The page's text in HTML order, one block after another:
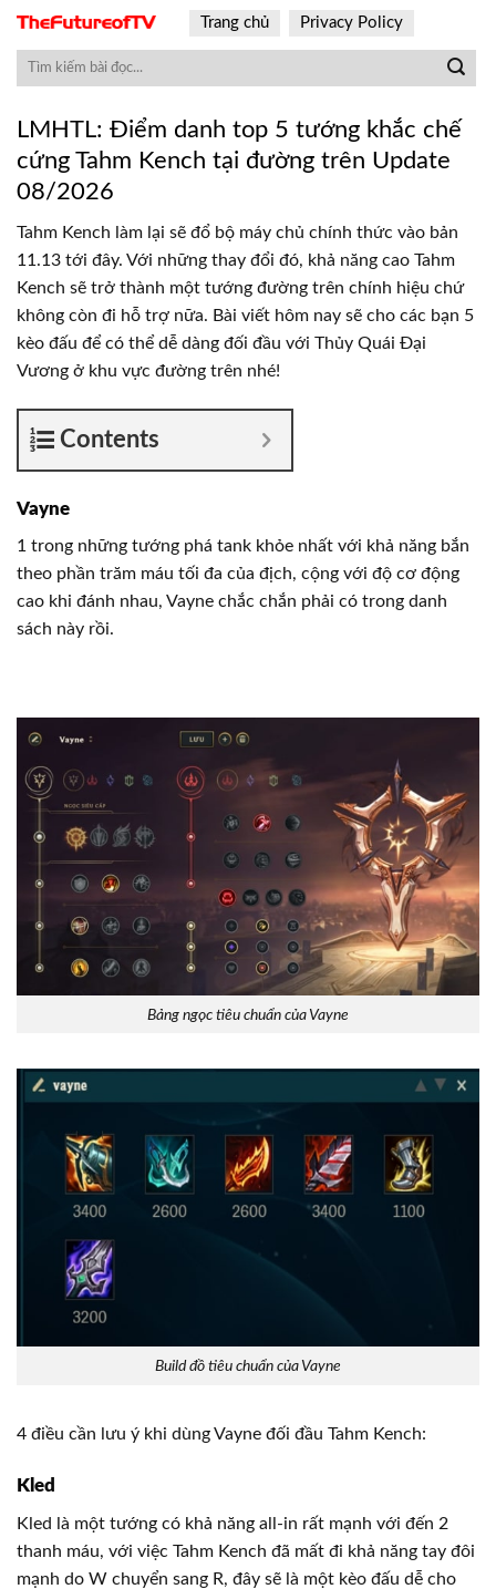
Skip
content
Trang chủ Privacy Policy
LMHTL: Điểm danh top 5 tướng khắc chế
cứng Tahm Kench tại đường trên Update
08/2026
Tahm Kench làm lại sẽ đổ bộ máy chủ chính thức vào bản
11.13 tới đây. Với những thay đổi đó, khả năng cao Tahm
Kench sẽ trở thành một tướng đường trên chính hiệu chứ
không còn đi hỗ trợ nữa. Bài viết hôm nay sẽ cho các bạn 5
kèo đấu để có thể dễ dàng đối đầu với Thủy Quái Đại
Vương ở khu vực đường trên nhé!
Contents
Vayne
1 trong những tướng phá tank khỏe nhất với khả năng bắn
theo phần trăm máu tối đa của địch, cộng với độ cơ động
cao khi đánh nhau, Vayne chắc chắn phải có trong danh
sách này rồi.
Bảng ngọc tiêu chuẩn của Vayne
Build đồ tiêu chuẩn của Vayne
4 điều cần lưu ý khi dùng Vayne đối đầu Tahm Kench:
Kled
Kled là một tướng có khả năng all-in rất mạnh với đến 2
thanh máu, với việc Tahm Kench đã mất đi khả năng tay đôi
mạnh do W chuyển sang R, đây sẽ là một kèo đấu dễ cho